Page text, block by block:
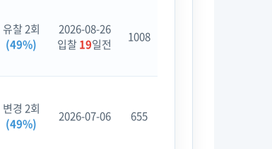
유찰 2회
(49%)
2026-08-26
입찰19일전 1008
변경 2회
(49%)
2026-07-06 655